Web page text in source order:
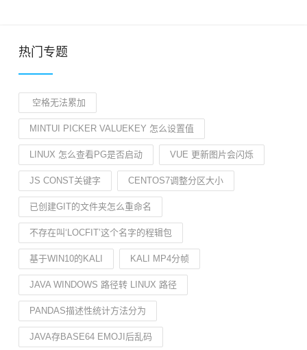
热门专题
空格无法累加
MINTUI PICKER VALUEKEY 怎么设置值
LINUX 怎么查看PG是否启动 VUE 更新图片会闪烁
JS CONST关键字 CENTOS7调整分区大小
已创建GIT的文件夹怎么重命名
不存在叫‘LOCFIT’这个名字的程辑包
基于WIN10的KALI KALI MP4分帧
JAVA WINDOWS 路径转 LINUX 路径
PANDAS描述性统计方法分为
JAVA存BASE64 EMOJI后乱码